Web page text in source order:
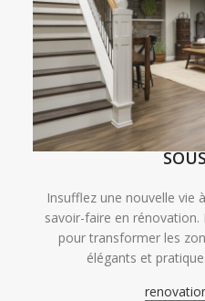
Insufflez une nouvelle vie
savoir-faire en
pour transformer les
élégants et